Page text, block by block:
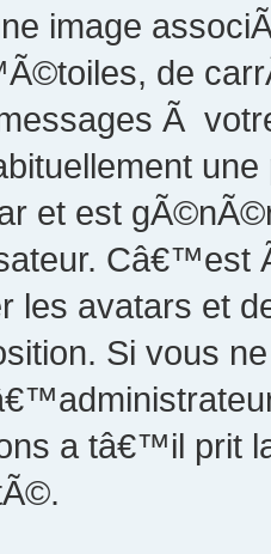
image
de
Ã
et est
avatars et
Si vous
a tâ€™il prit